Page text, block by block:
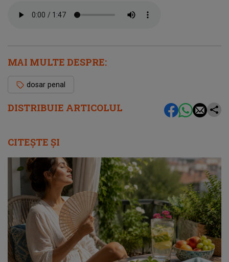
DISTRIBUIE ARTICOLUL
MAI MULTE DESPRE:
dosar penal
CITEȘTE ȘI